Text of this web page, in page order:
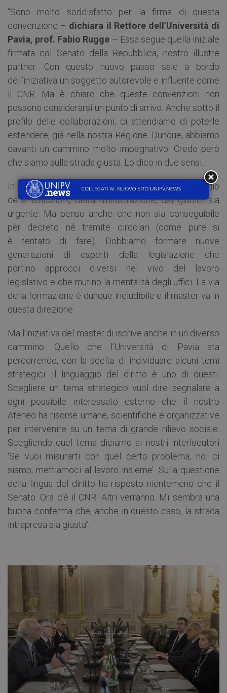
“Sono molto soddisfatto per la firma di questa
convenzione – dichiara il Rettore dell’Università di
Pavia, prof. Fabio Rugge – Essa segue quella iniziale
firmata col Senato della Repubblica, nostro illustre
partner. Con questo nuovo passo sale a bordo
dell’iniziativa un soggetto autorevole e influente come
il CNR. Ma è chiaro che queste convenzioni non
possono considerarsi un punto di arrivo. Anche sotto il
profilo delle collaborazioni, ci attendiamo di poterle
estendere, già nella nostra Regione. Dunque, abbiamo
davanti un cammino molto impegnativo. Credo però
che siamo sulla strada giusta. Lo dico in due sensi.
In senso generale, penso che la ‘riforma’ del linguaggio
delle istituzioni, dell’amministrazione, dei giudici sia
urgente. Ma penso anche che non sia conseguibile
per decreto né tramite circolari (come pure si
è tentato di fare). Dobbiamo formare nuove
generazioni di esperti della legislazione che
portino approcci diversi nel vivo del lavoro
legislativo e che mutino la mentalità degli uffici. La via
della formazione è dunque ineludibile e il master va in
questa direzione.
Ma l’iniziativa del master di iscrive anche in un diverso
cammino. Quello che l’Università di Pavia sta
percorrendo, con la scelta di individuare alcuni temi
strategici. Il linguaggio del diritto è uno di questi.
Scegliere un tema strategico vuol dire segnalare a
ogni possibile interessato esterno che il nostro
Ateneo ha risorse umane, scientifiche e organizzative
per intervenire su un tema di grande rilievo sociale.
Scegliendo quel tema diciamo ai nostri interlocutori
‘Se vuoi misurarti con quel certo problema, noi ci
siamo, mettiamoci al lavoro insieme’. Sulla questione
della lingua del diritto ha risposto nientemeno che il
Senato. Ora c’è il CNR. Altri verranno. Mi sembra una
buona conferma che, anche in questo caso, la strada
intrapresa sia giusta”.